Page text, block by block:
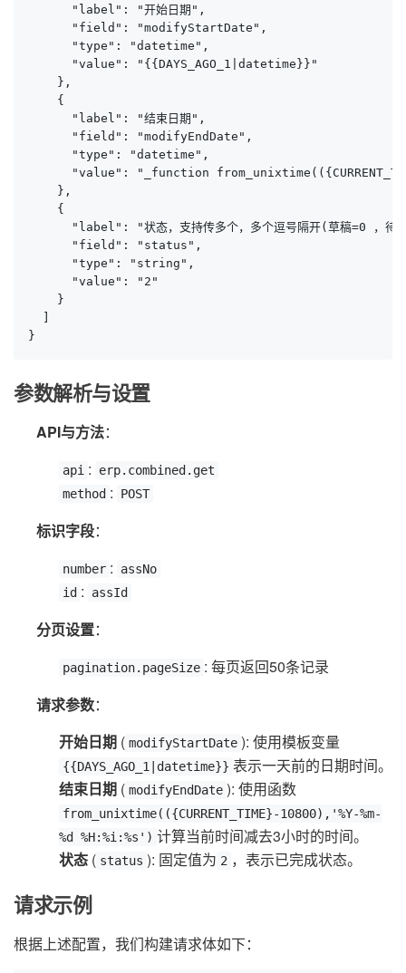
      "label": "开始日期",
      "field": "modifyStartDate",
      "type": "datetime",
      "value": "{{DAYS_AGO_1|datetime}}"
    },
    {
      "label": "结束日期",
      "field": "modifyEndDate",
      "type": "datetime",
"value": "_function
    },
    {
"label": "状态，支持传多个，多个逗号隔开(草稿=0 ，
      "field": "status",
      "type": "string",
      "value": "2"
    }
}
参数解析与设置
API与方法：
api :
erp.combined.get
method : POST
标识字段：
number :
assNo
id : assId
分页设置：
pagination.pageSize : 每页返回50条记录
请求参数：
开始日期 ( modifyStartDate ): 使用模板变量
{{DAYS_AGO_1|datetime}} 表示一天前的日期时间。
结束日期 ( modifyEndDate ): 使用函数
from_unixtime(({CURRENT_TIME}-10800),'%Y-%m-
%d %H:%i:%s') 计算当前时间减去3小时的时间。
状态 ( status ): 固定值为 2 ，表示已完成状态。
请求示例
根据上述配置，我们构建请求体如下：